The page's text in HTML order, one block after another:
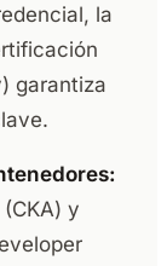
la
garantiza
y